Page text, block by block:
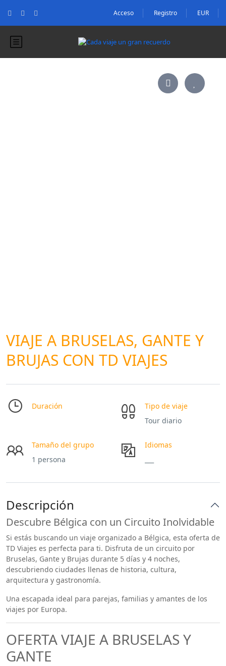
Acceso Registro EUR
VIAJE A BRUSELAS, GANTE Y
BRUJAS CON TD VIAJES
Duración
Tipo de viaje
Tour diario
Tamaño del grupo
1 persona
Idiomas
Descripción
Descubre Bélgica con un Circuito Inolvidable
Si estás buscando un viaje organizado a Bélgica, esta oferta de
TD Viajes es perfecta para ti. Disfruta de un circuito por
Bruselas, Gante y Brujas durante 5 días y 4 noches,
descubriendo ciudades llenas de historia, cultura,
arquitectura y gastronomía.
Una escapada ideal para parejas, familias y amantes de los
viajes por Europa.
OFERTA VIAJE A BRUSELAS Y
GANTE